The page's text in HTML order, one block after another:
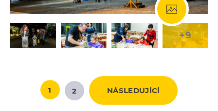
+9
1 2 NÁSLEDUJÍCÍ